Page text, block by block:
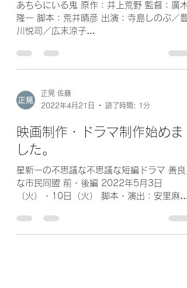
あちらにいる鬼 原作：井上荒野 監督：廣木
隆一 脚本：荒井晴彦 出演：寺島しのぶ／豊
川悦司／広末涼子
ae9aed9fb84e5ee17dde5e86343c3520
94?page=2
正晃 佐藤
2022年4月21日
読了時間: 1分
映画制作・ドラマ制作始めま
した。
星新一の不思議な不思議な短編ドラマ 善良
な市民同盟 前・後編 2022年5月3日
（火）・10日（火） 脚本・演出：安里麻里
https://www.nhk.or.jp/dramatopics-
blog/20000/460840.html...